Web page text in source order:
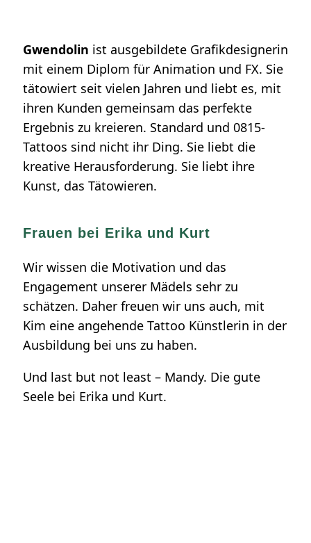
Gwendolin ist ausgebildete Grafikdesignerin
mit einem Diplom für Animation und FX. Sie
tätowiert seit vielen Jahren und liebt es, mit
ihren Kunden gemeinsam das perfekte
Ergebnis zu kreieren. Standard und 0815-
Tattoos sind nicht ihr Ding. Sie liebt die
kreative Herausforderung. Sie liebt ihre
Kunst, das Tätowieren.
Frauen bei Erika und Kurt
Wir wissen die Motivation und das
Engagement unserer Mädels sehr zu
schätzen. Daher freuen wir uns auch, mit
Kim eine angehende Tattoo Künstlerin in der
Ausbildung bei uns zu haben.
Und last but not least – Mandy. Die gute
Seele bei Erika und Kurt.